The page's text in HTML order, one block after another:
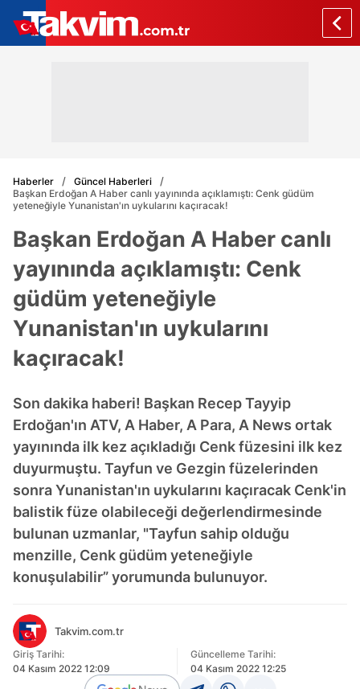
Haberler
Güncel Haberleri
Başkan Erdoğan A Haber canlı yayınında açıklamıştı: Cenk güdüm
yeteneğiyle Yunanistan'ın uykularını kaçıracak!
Başkan Erdoğan A Haber canlı
yayınında açıklamıştı: Cenk
güdüm yeteneğiyle
Yunanistan'ın uykularını
kaçıracak!
Son dakika haberi! Başkan Recep Tayyip
Erdoğan'ın ATV, A Haber, A Para, A News ortak
yayınında ilk kez açıkladığı Cenk füzesini ilk kez
duyurmuştu. Tayfun ve Gezgin füzelerinden
sonra Yunanistan'ın uykularını kaçıracak Cenk'in
balistik füze olabileceği değerlendirmesinde
bulunan uzmanlar, "Tayfun sahip olduğu
menzille, Cenk güdüm yeteneğiyle
konuşulabilir” yorumunda bulunuyor.
Takvim.com.tr
Giriş Tarihi:
04 Kasım 2022 12:09
Güncelleme Tarihi:
04 Kasım 2022 12:25